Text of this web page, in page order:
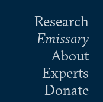
Research
Emissary
About
Experts
Donate